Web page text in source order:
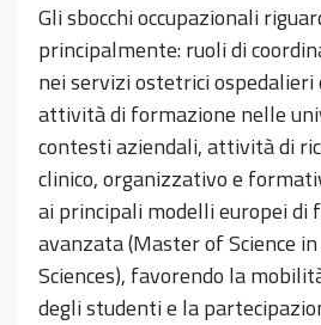
Gli sbocchi occupazionali
principalmente: ruoli di
nei servizi ostetrici
attività di formazione nelle
contesti aziendali, attività di
clinico, organizzativo e
ai principali modelli europei di
avanzata (Master of Science
Sciences), favorendo la
degli studenti e la